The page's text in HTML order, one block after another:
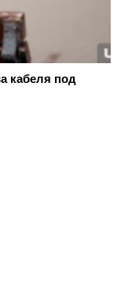
кабеля под